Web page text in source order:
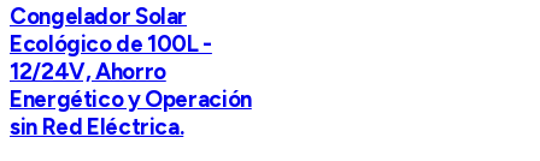
Congelador Solar
Ecológico de 100L -
12/24V, Ahorro
Energético y Operación
sin Red Eléctrica.